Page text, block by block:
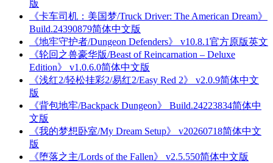
版
《卡车司机：美国梦/Truck Driver: The American Dream》
Build.24390879简体中文版
《地牢守护者/Dungeon Defenders》 v10.8.1官方原版英文
《轮回之兽豪华版/Beast of Reincarnation – Deluxe
Edition》 v1.0.6.0简体中文版
《浅红2/轻松挂彩2/易红2/Easy Red 2》 v2.0.9简体中文
版
《背包地牢/Backpack Dungeon》 Build.24223834简体中
文版
《我的梦想卧室/My Dream Setup》 v20260718简体中文
版
《堕落之主/Lords of the Fallen》 v2.5.550简体中文版